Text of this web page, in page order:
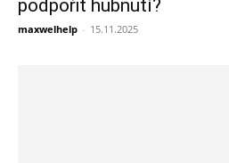
podpořit hubnutí?
maxwelhelp - 15.11.2025